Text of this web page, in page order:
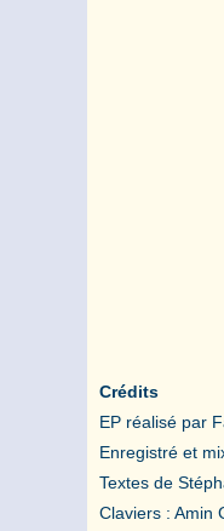
Crédits
EP réalisé par
Enregistré et
Textes de
Claviers : Amin